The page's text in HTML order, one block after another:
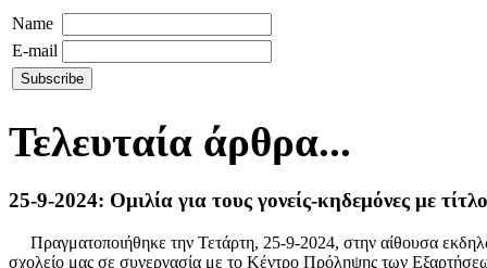
Name
E-mail
Τελευταία άρθρα...
25-9-2024: Ομιλία για τους γονείς-κηδεμόνες με
Πραγματοποιήθηκε την Τετάρτη, 25-9-2024, στην αίθουσα
σχολείο μας σε συνεργασία με το Κέντρο Πρόληψης των